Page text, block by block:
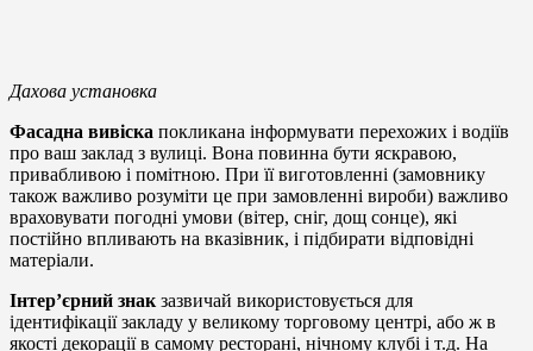
Дахова установка
Фасадна вивіска покликана інформувати перехожих і водіїв
про ваш заклад з вулиці. Вона повинна бути яскравою,
привабливою і помітною. При її виготовленні (замовнику
також важливо розуміти це при замовленні вироби) важливо
враховувати погодні умови (вітер, сніг, дощ сонце), які
постійно впливають на вказівник, і підбирати відповідні
матеріали.
Інтер’єрний знак зазвичай використовується для
ідентифікації закладу у великому торговому центрі, або ж в
якості декорації в самому ресторані, нічному клубі і т.д. На